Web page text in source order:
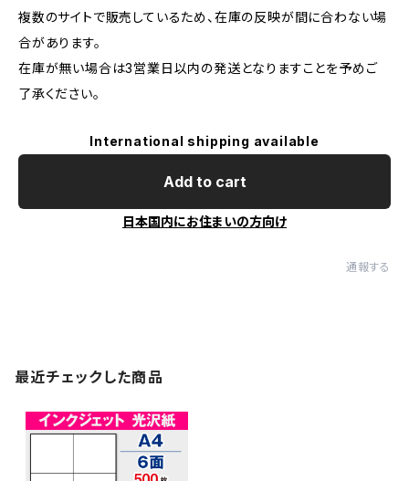
複数のサイトで販売しているため、在庫の反映が間に合わない場
合があります。
在庫が無い場合は3営業日以内の発送となりますことを予めご
了承ください。
International shipping available
Add to cart
日本国内にお住まいの方向け
通報する
最近チェックした商品